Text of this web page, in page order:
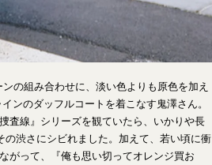
の組み合わせに、淡い色よりも原色を加え
ンのダッフルコートを着こなす鬼澤さん。
査線』シリーズを観ていたら、いかりや長
渋さにシビれました。加えて、若い頃に衝
がって、『俺も思い切ってオレンジ買お